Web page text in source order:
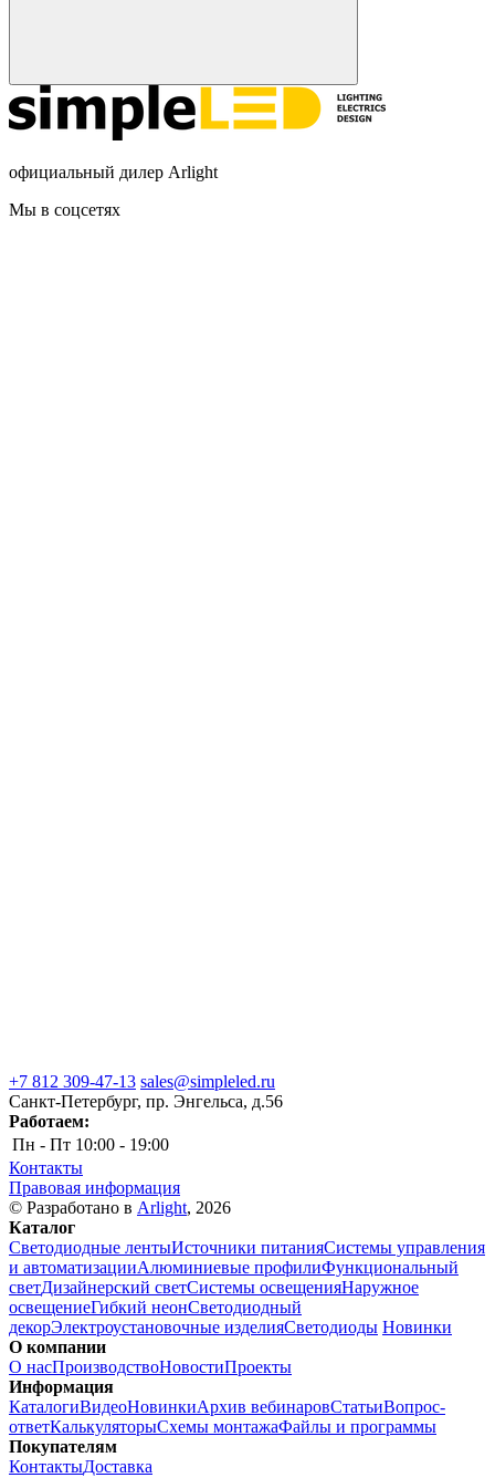
официальный дилер Arlight
Мы в соцсетях
+7 812 309-47-13 sales@simpleled.ru
Санкт-Петербург, пр. Энгельса, д.56
Работаем:
Пн - Пт 10:00 - 19:00
Контакты
Правовая информация
© Разработано в Arlight, 2026
Каталог
Светодиодные лентыИсточники питанияСистемы управления
и автоматизацииАлюминиевые профилиФункциональный
светДизайнерский светСистемы освещенияНаружное
освещениеГибкий неонСветодиодный
декорЭлектроустановочные изделияСветодиоды Новинки
О компании
О насПроизводствоНовостиПроекты
Информация
КаталогиВидеоНовинкиАрхив вебинаровСтатьиВопрос-
ответКалькуляторыСхемы монтажаФайлы и программы
Покупателям
КонтактыДоставка